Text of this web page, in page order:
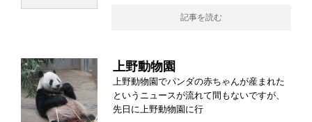
記事を読む
上野動物園
上野動物園でパンダの赤ちゃんが産まれた
というニュースが流れて間もないですが、
先日に上野動物園に行